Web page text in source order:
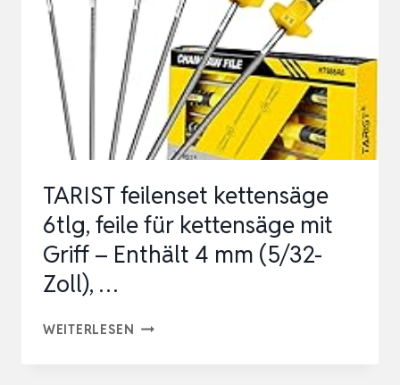
&
AKKU
HECKENSCHERE
SET,
HOCHENTASTER
MIT
*
4000MAH
AKKUS,
TARIST feilenset kettensäge
6tlg, feile für kettensäge mit
Griff – Enthält 4 mm (5/32-
Zoll), …
WEITERLESEN TARIST